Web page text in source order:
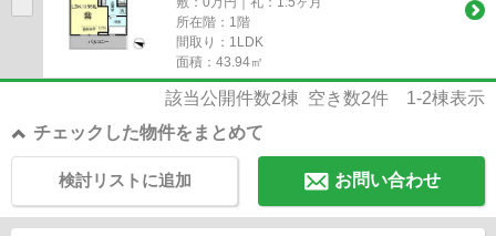
所在階：1階
間取り：1LDK
面積：43.94㎡
該当公開件数2棟 空き数2件 1-2棟表示
チェックした物件をまとめて
お問い合わせ
検討リストに追加